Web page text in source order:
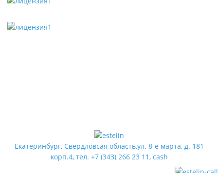
Екатеринбург, Свердловсая область,ул. 8-е марта, д. 181
корп.4, тел. +7 (343) 266 23 11, cash